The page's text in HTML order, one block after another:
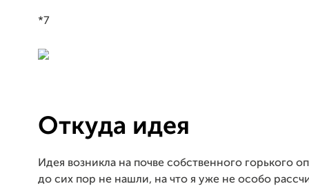
*7
Откуда идея
Идея возникла на почве собственного горького
до сих пор не нашли, на что я уже не особо